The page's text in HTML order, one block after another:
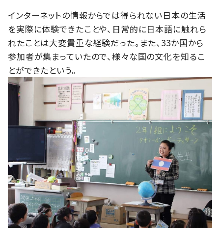
インターネットの情報からでは得られない日本の生活
を実際に体験できたことや、日常的に日本語に触れら
れたことは大変貴重な経験だった。また、33か国から
参加者が集まっていたので、様々な国の文化を知るこ
とができたという。